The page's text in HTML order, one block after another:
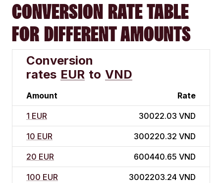
CONVERSION RATE TABLE
FOR DIFFERENT AMOUNTS
Conversion
rates EUR to VND
Amount Rate
1 EUR 30022.03 VND
10 EUR 300220.32 VND
20 EUR 600440.65 VND
100 EUR 3002203.24 VND